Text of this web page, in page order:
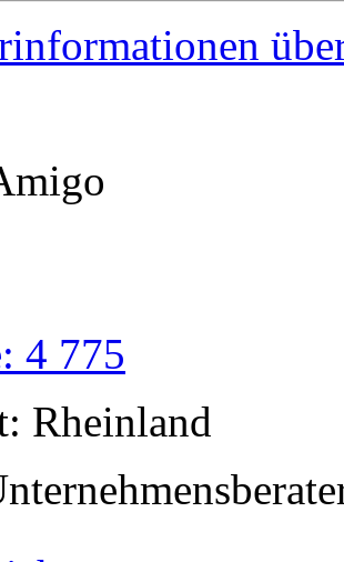
4 775
Rheinland